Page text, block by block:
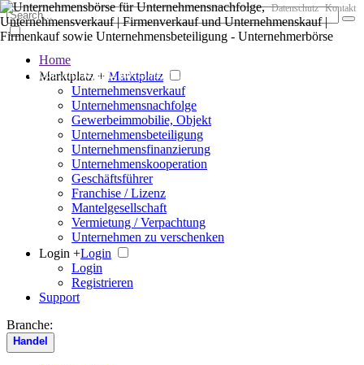
Der große Marktplatz für Unternehmen
Datenschutz Kontakt
Home
Marktplatz + Marktplatz
Unternehmensverkauf
Unternehmensnachfolge
Gewerbeimmobilie, Objekt
Unternehmensbeteiligung
Unternehmensfinanzierung
Unternehmenskooperation
Geschäftsführer
Franchise / Lizenz
Mantelgesellschaft
Vermietung / Verpachtung
Unternehmen zu verschenken
Login +Login
Login
Registrieren
Support
Branche:
Handel